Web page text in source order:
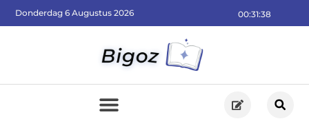
00:31:39
Donderdag 6 Augustus 2026